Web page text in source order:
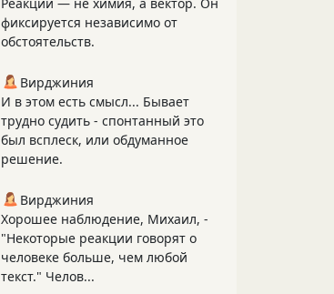
фиксируется независимо от
обстоятельств.
Вирджиния
И в этом есть смысл... Бывает
трудно судить - спонтанный это
был всплеск, или обдуманное
решение.
Вирджиния
Хорошее наблюдение, Михаил, -
"Некоторые реакции говорят о
человеке больше, чем любой
текст." Челов...